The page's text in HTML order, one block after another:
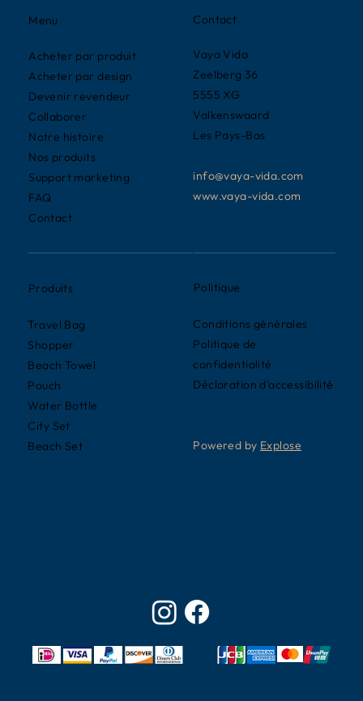
Contact
Vaya Vida
Zeelberg 36
5555 XG
Valkenswaard
Les Pays-Bas
info@vaya-vida.com
www.vaya-vida.com
Menu
Acheter par produit
Acheter par design
Devenir revendeur
Collaborer
Notre histoire
Nos produits
Support marketing
FAQ
Contact
Produits
Travel Bag
Shopper
Beach Towel
Pouch
Water Bottle
City Set
Beach Set
Politique
Conditions générales
Politique de
confidentialité
Déclaration d'accessibilité
Powered by Explose